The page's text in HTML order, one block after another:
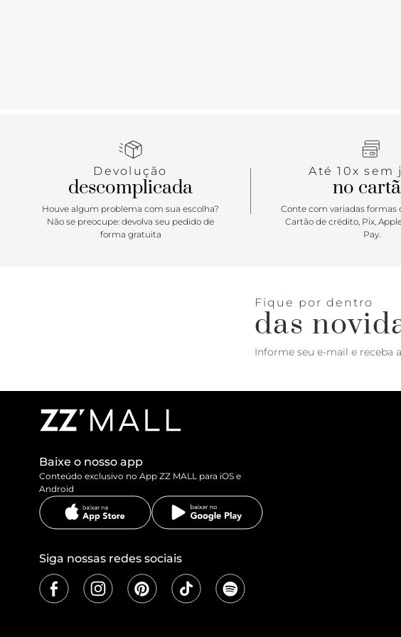
Devolução
descomplicada
Houve algum problema com sua escolha?
Não se preocupe: devolva seu pedido de
forma gratuita
Até 10x sem
no
Conte com variadas formas
Cartão de crédito, Pix,
Pay.
Fique por dentro
das
Informe seu e-mail e receba
Baixe o nosso app
Conteúdo exclusivo no App ZZ MALL para iOS e
Android
Siga nossas redes sociais